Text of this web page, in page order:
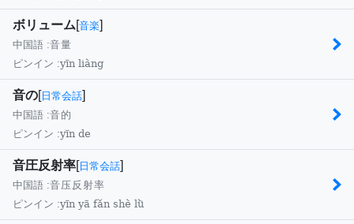
ボリューム[音楽]
中国語 :音量
ピンイン :yīn liàng
音の[ 日常会話]
中国語 :音的
ピンイン :yīn de
音圧反射率[ 日常会話]
中国語 :音压反射率
ピンイン :yīn yā fǎn shè lǜ